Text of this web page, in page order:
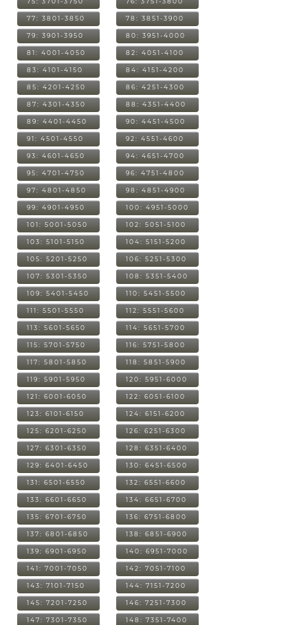
77: 3801-3850 78: 3851-3900
79: 3901-3950 80: 3951-4000
81: 4001-4050 82: 4051-4100
83: 4101-4150 84: 4151-4200
85: 4201-4250 86: 4251-4300
87: 4301-4350 88: 4351-4400
89: 4401-4450 90: 4451-4500
91: 4501-4550 92: 4551-4600
93: 4601-4650 94: 4651-4700
95: 4701-4750 96: 4751-4800
97: 4801-4850 98: 4851-4900
99: 4901-4950 100: 4951-5000
101: 5001-5050 102: 5051-5100
103: 5101-5150 104: 5151-5200
105: 5201-5250 106: 5251-5300
107: 5301-5350 108: 5351-5400
109: 5401-5450 110: 5451-5500
111: 5501-5550 112: 5551-5600
113: 5601-5650 114: 5651-5700
115: 5701-5750 116: 5751-5800
117: 5801-5850 118: 5851-5900
119: 5901-5950 120: 5951-6000
121: 6001-6050 122: 6051-6100
123: 6101-6150 124: 6151-6200
125: 6201-6250 126: 6251-6300
127: 6301-6350 128: 6351-6400
129: 6401-6450 130: 6451-6500
131: 6501-6550 132: 6551-6600
133: 6601-6650 134: 6651-6700
135: 6701-6750 136: 6751-6800
137: 6801-6850 138: 6851-6900
139: 6901-6950 140: 6951-7000
141: 7001-7050 142: 7051-7100
143: 7101-7150 144: 7151-7200
145: 7201-7250 146: 7251-7300
147: 7301-7350 148: 7351-7400